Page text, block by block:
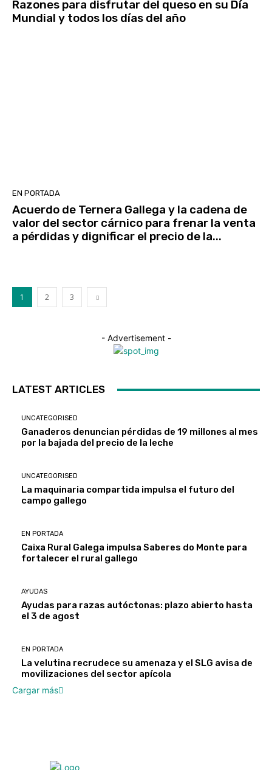
Razones para disfrutar del queso en su Día
Mundial y todos los días del año
EN PORTADA
Acuerdo de Ternera Gallega y la cadena de
valor del sector cárnico para frenar la venta
a pérdidas y dignificar el precio de la...
1 2 3
- Advertisement -
LATEST ARTICLES
UNCATEGORISED
Ganaderos denuncian pérdidas de 19 millones al mes
por la bajada del precio de la leche
UNCATEGORISED
La maquinaria compartida impulsa el futuro del
campo gallego
EN PORTADA
Caixa Rural Galega impulsa Saberes do Monte para
fortalecer el rural gallego
AYUDAS
Ayudas para razas autóctonas: plazo abierto hasta
el 3 de agost
EN PORTADA
La velutina recrudece su amenaza y el SLG avisa de
movilizaciones del sector apícola
Cargar más